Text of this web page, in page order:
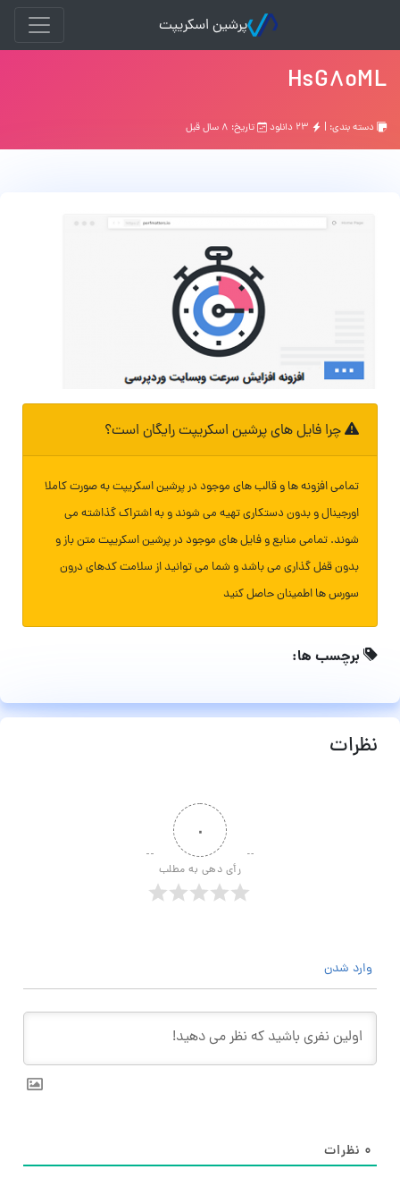
پرشین اسکریپت
HsG8oML
دسته بندی: | تاریخ: ۸ سال قبل
چرا فایل های پرشین اسکریپت رایگان است؟
تمامی افزونه ها و قالب های موجود در پرشین اسکریپت به صورت کاملا
اورجینال و بدون دستکاری تهیه می شوند و به اشتراک گذاشته می
شوند. تمامی منابع و فایل های موجود در پرشین اسکریپت متن باز و
بدون قفل گذاری می باشد و شما می توانید از سلامت کدهای درون
سورس ها اطمینان حاصل کنید
برچسب ها:
نظرات
۰
رأی دهی به مطلب
وارد شدن
۰ نظرات